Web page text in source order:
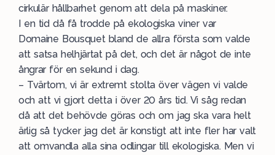
cirkulär hållbarhet genom att dela på maskiner.
I en tid då få trodde på ekologiska viner var
Domaine Bousquet bland de allra första som valde
att satsa helhjärtat på det, och det är något de inte
ångrar för en sekund i dag.
– Tvärtom, vi är extremt stolta över vägen vi valde
och att vi gjort detta i över 20 års tid. Vi såg redan
då att det behövde göras och om jag ska vara helt
ärlig så tycker jag det är konstigt att inte fler har valt
att omvandla alla sina odlingar till ekologiska. Men vi